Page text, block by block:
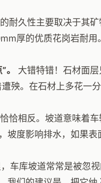
耐久性主要取决于其
厚的优质花岗岩耐用
大错特错！石材面层
殃。在石材上多花一
恰恰相反。坡道意味着车
坡度影响排水，如果
车库坡道常常是被忽